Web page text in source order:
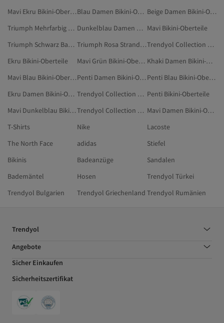
Mavi Ekru Bikini-Oberteile
Blau Damen Bikini-Oberteile
Beige Damen Bikini-Oberteile
Triumph Mehrfarbig Strandmode
Dunkelblau Damen Bikini-Oberteile Mavi Bikini-Oberteile
Triumph Schwarz Badeanzüge
Triumph Rosa Strandmode
Trendyol Collection Mehrfarbig Bikini-Oberteile
Ekru Bikini-Oberteile
Mavi Grün Bikini-Oberteile
Khaki Damen Bikini-Oberteile
Mavi Blau Bikini-Oberteile
Penti Damen Bikini-Oberteile
Penti Blau Bikini-Oberteile
Ekru Damen Bikini-Oberteile
Trendyol Collection Ekru Bikini-Oberteile Penti Bikini-Oberteile
Mavi Dunkelblau Bikini-Oberteile
Trendyol Collection Braun Bikini-Oberteile
Mavi Damen Bikini-Oberteile
T-Shirts
Nike
Lacoste
The North Face
adidas
Stiefel
Bikinis
Badeanzüge
Sandalen
Bademäntel
Hosen
Trendyol Türkei
Trendyol Bulgarien
Trendyol Griechenland Trendyol Rumänien
Trendyol
Angebote
Sicher Einkaufen
Sicherheitszertifikat